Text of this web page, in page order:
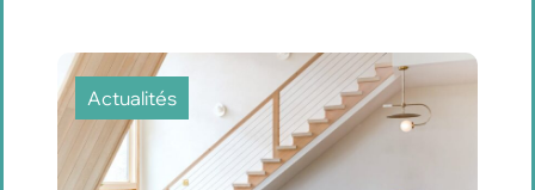
Actualités